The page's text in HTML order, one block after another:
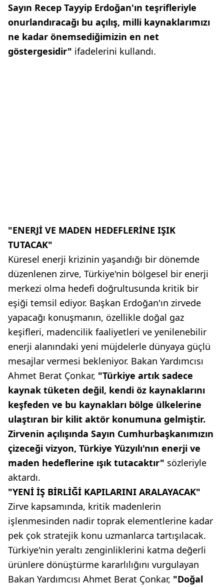
Sayın Recep Tayyip Erdoğan'ın teşrifleriyle
onurlandıracağı bu açılış, milli kaynaklarımızı
ne kadar önemsediğimizin en net
göstergesidir" ifadelerini kullandı.
"ENERJİ VE MADEN HEDEFLERİNE IŞIK
TUTACAK"
Küresel enerji krizinin yaşandığı bir dönemde
düzenlenen zirve, Türkiye'nin bölgesel bir enerji
merkezi olma hedefi doğrultusunda kritik bir
eşiği temsil ediyor. Başkan Erdoğan'ın zirvede
yapacağı konuşmanın, özellikle doğal gaz
keşifleri, madencilik faaliyetleri ve yenilenebilir
enerji alanındaki yeni müjdelerle dünyaya güçlü
mesajlar vermesi bekleniyor. Bakan Yardımcısı
Ahmet Berat Çonkar, "Türkiye artık sadece
kaynak tüketen değil, kendi öz kaynaklarını
keşfeden ve bu kaynakları bölge ülkelerine
ulaştıran bir kilit aktör konumuna gelmiştir.
Zirvenin açılışında Sayın Cumhurbaşkanımızın
çizeceği vizyon, Türkiye Yüzyılı'nın enerji ve
maden hedeflerine ışık tutacaktır" sözleriyle
aktardı.
"YENİ İŞ BİRLİĞİ KAPILARINI ARALAYACAK"
Zirve kapsamında, kritik madenlerin
işlenmesinden nadir toprak elementlerine kadar
pek çok stratejik konu uzmanlarca tartışılacak.
Türkiye'nin yeraltı zenginliklerini katma değerli
ürünlere dönüştürme kararlılığını vurgulayan
Bakan Yardımcısı Ahmet Berat Çonkar, "Doğal